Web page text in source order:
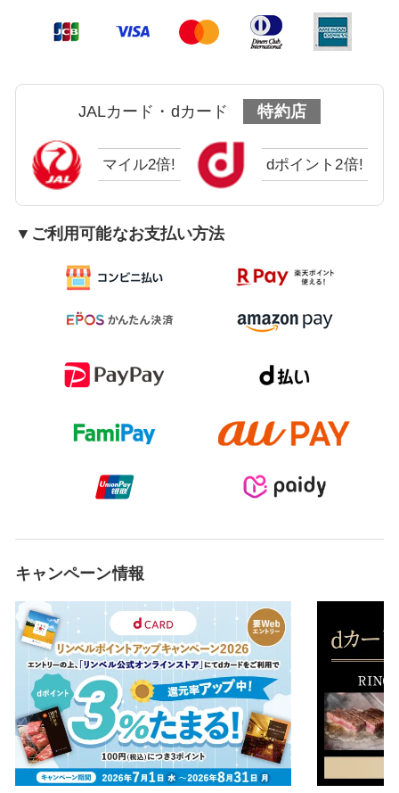
JALカード・dカード 特約店
マイル2倍! dポイント2倍!
▼ご利用可能なお支払い方法
キャンペーン情報